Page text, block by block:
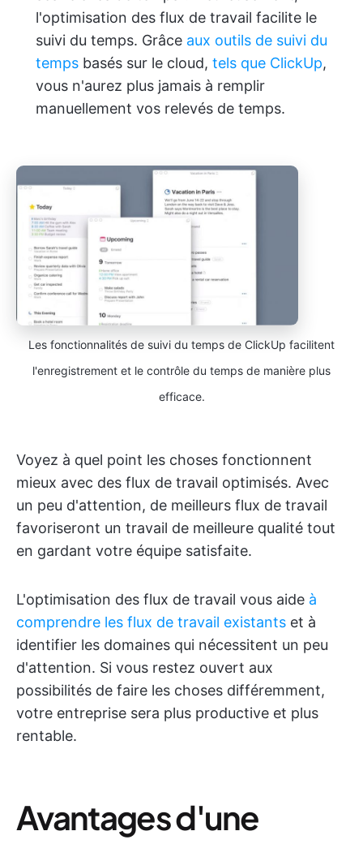
l'optimisation des flux de travail facilite le
suivi du temps. Grâce aux outils de suivi du
temps basés sur le cloud, tels que ClickUp,
vous n'aurez plus jamais à remplir
manuellement vos relevés de temps.
Les fonctionnalités de suivi du temps de ClickUp facilitent
l'enregistrement et le contrôle du temps de manière plus
efficace.
Voyez à quel point les choses fonctionnent
mieux avec des flux de travail optimisés. Avec
un peu d'attention, de meilleurs flux de travail
favoriseront un travail de meilleure qualité tout
en gardant votre équipe satisfaite.
L'optimisation des flux de travail vous aide à
comprendre les flux de travail existants et à
identifier les domaines qui nécessitent un peu
d'attention. Si vous restez ouvert aux
possibilités de faire les choses différemment,
votre entreprise sera plus productive et plus
rentable.
Avantages d'une